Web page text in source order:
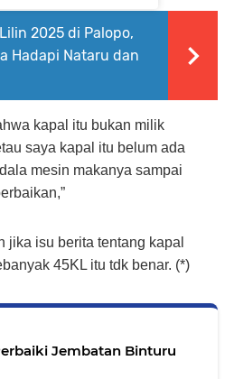
2025 di Palopo,
Hadapi Nataru dan
kapal itu bukan milik
saya kapal itu belum ada
mesin makanya sampai
jika isu berita tentang kapal
45KL itu tdk benar. (*)
Jembatan Binturu